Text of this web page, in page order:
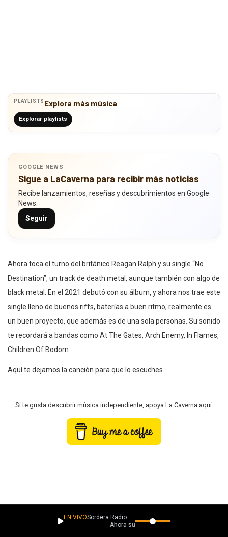
PLAYLISTS Explora más música
Explorar playlists
GOOGLE NEWS
Sigue a LaCaverna para recibir más noticias
Recibe lanzamientos, reseñas y descubrimientos en Google
News.
Seguir
Ahora toca el turno del británico Reagan Ralph y su single “No
Destination”, un track de death metal, aunque también con algo de
black metal. En el 2021 debutó con su álbum, y ahora nos trae este
single lleno de buenos riffs, baterías a buen ritmo, realmente es
un buen proyecto, que además es de una sola personas. Su sonido
te recordará a bandas como At The Gates, Arch Enemy, In Flames,
Children Of Bodom.
Aquí te dejamos la canción para que lo escuches.
Si te gusta descubrir música independiente, apoya La Caverna aquí:
EN VIVOSordera Radio
Ahora suena